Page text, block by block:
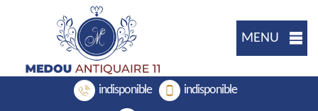
MENU
indisponible indisponible